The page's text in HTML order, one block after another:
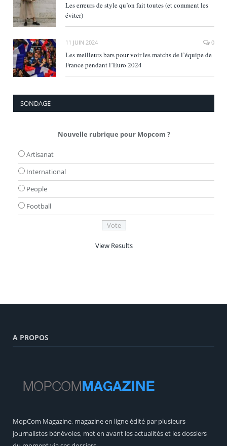
Les erreurs de style qu’on fait toutes (et comment les
éviter)
11 JUIN 2024 0
Les meilleurs bars pour voir les matchs de l’équipe de
France pendant l’Euro 2024
SONDAGE
Nouvelle rubrique pour Mopcom ?
Artisanat
International
People
Football
View Results
A PROPOS
MopCom Magazine, magazine en ligne édité par plusieurs
journalistes bénévoles, met en avant les actualités et les dossiers